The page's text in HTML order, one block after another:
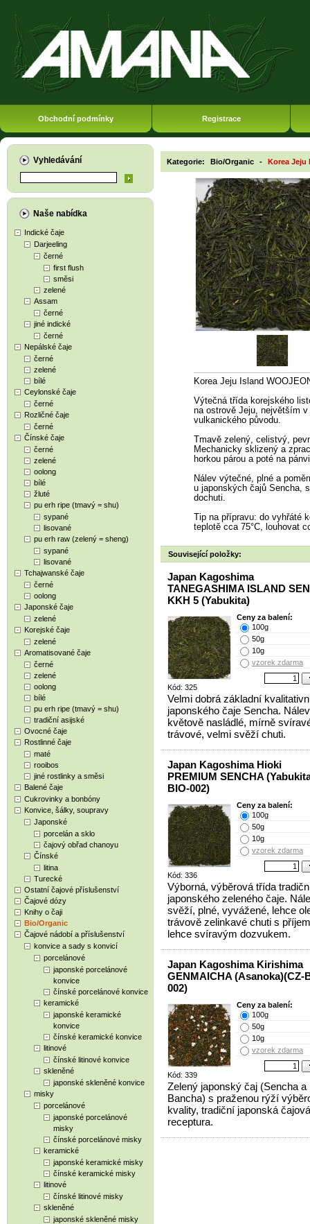
Obchodní podmínky Registrace
Vyhledávání
Naše nabídka
Indické čaje
Darjeeling
černé
first flush
směsi
zelené
Assam
černé
jiné indické
černé
Nepálské čaje
černé
zelené
bílé
Ceylonské čaje
černé
Rozličné čaje
černé
Čínské čaje
černé
zelené
oolong
bílé
žluté
pu erh ripe (tmavý = shu)
sypané
lisované
pu erh raw (zelený = sheng)
sypané
lisované
Tchajwanské čaje
černé
oolong
Japonské čaje
zelené
Korejské čaje
zelené
Aromatisované čaje
černé
zelené
oolong
bílé
pu erh ripe (tmavý = shu)
tradiční asijské
Ovocné čaje
Rostlinné čaje
maté
rooibos
jiné rostlinky a směsi
Balené čaje
Cukrovinky a bonbóny
Konvice, šálky, soupravy
Japonské
porcelán a sklo
čajový obřad chanoyu
Čínské
litina
Turecké
Ostatní čajové příslušenství
Čajové dózy
Knihy o čaji
Bio/Organic
Čajové nádobí a příslušenství
konvice a sady s konvicí
porcelánové
japonské porcelánové
konvice
čínské porcelánové konvice
keramické
japonské keramické
konvice
čínské keramické konvice
litinové
čínské litinové konvice
skleněné
japonské skleněné konvice
misky
porcelánové
japonské porcelánové
misky
čínské porcelánové misky
keramické
japonské keramické misky
čínské keramické misky
litinové
čínské litinové misky
skleněné
japonské skleněné misky
Kategorie: Bio/Organic - Korea Jeju
Korea Jeju Island
Výtečná třída korejského
na ostrově Jeju, největším
vulkanického původu.
Tmavě zelený, celistvý,
Mechanicky sklizený a
horkou párou a poté na
Nálev výtečné, plné a
u japonských čajů Sencha,
dochuti.
Tip na přípravu: do vyhřáté
teplotě cca 75°C, louhovat
Související položky:
Japan Kagoshima
TANEGASHIMA ISLAND
KKH 5 (Yabukita)
Kód: 325
Ceny za balení:
100g
50g
10g
vzorek zdarma
Velmi dobrá základní
japonského čaje Sencha.
květově nasládlé, mírně
trávové, velmi svěží chuti.
Japan Kagoshima Hioki
PREMIUM SENCHA
BIO-002)
Kód: 336
Ceny za balení:
100g
50g
10g
vzorek zdarma
Výborná, výběrová třída
japonského zeleného čaje.
svěží, plné, vyvážené, lehce
trávově zelinkavé chuti s
lehce svíravým dozvukem.
Japan Kagoshima Kirishima
GENMAICHA (Asanoka)(CZ-
002)
Kód: 339
Ceny za balení:
100g
50g
10g
vzorek zdarma
Zelený japonský čaj (Sencha a
Bancha) s praženou rýží
kvality, tradiční japonská čajová
receptura.